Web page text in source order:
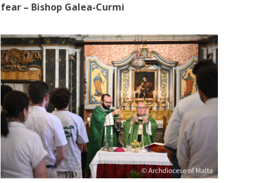
fear – Bishop Galea-Curmi